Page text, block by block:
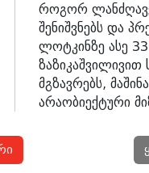
როგორ
შენიშვნებს და
ლოტკინზე ასე
ზაზიკაშვილივით
მგზავრებს,
არაობიექტური